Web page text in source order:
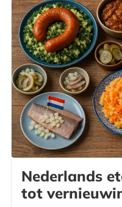
Nederlands
tot